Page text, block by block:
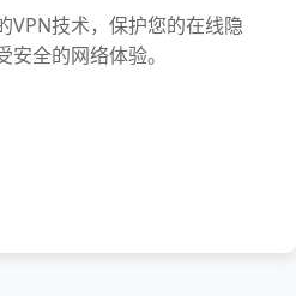
VPN技术，保护您的在线隐
全的网络体验。